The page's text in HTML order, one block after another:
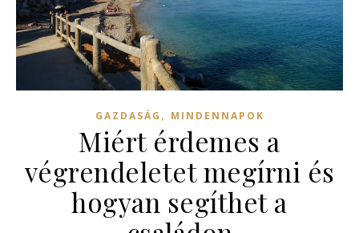
GAZDASÁG , MINDENNAPOK
Miért érdemes a
végrendeletet megírni és
hogyan segíthet a